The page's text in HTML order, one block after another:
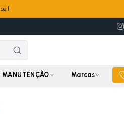
MANUTENÇÃO Marcas